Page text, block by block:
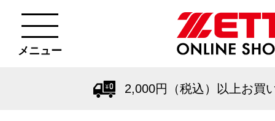
メニュー
2,000円（税込）以上お買